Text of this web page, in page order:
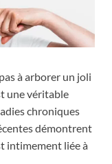
à arborer un joli
une véritable
chroniques
démontrent
intimement liée à